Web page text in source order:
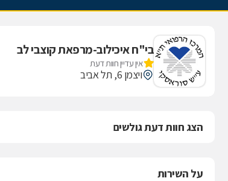
בי"ח איכילוב-מרפאת קוצבי לב
אין עדיין חוות דעת
ויצמן 6, תל אביב
הצג חוות דעת גולשים
על השירות